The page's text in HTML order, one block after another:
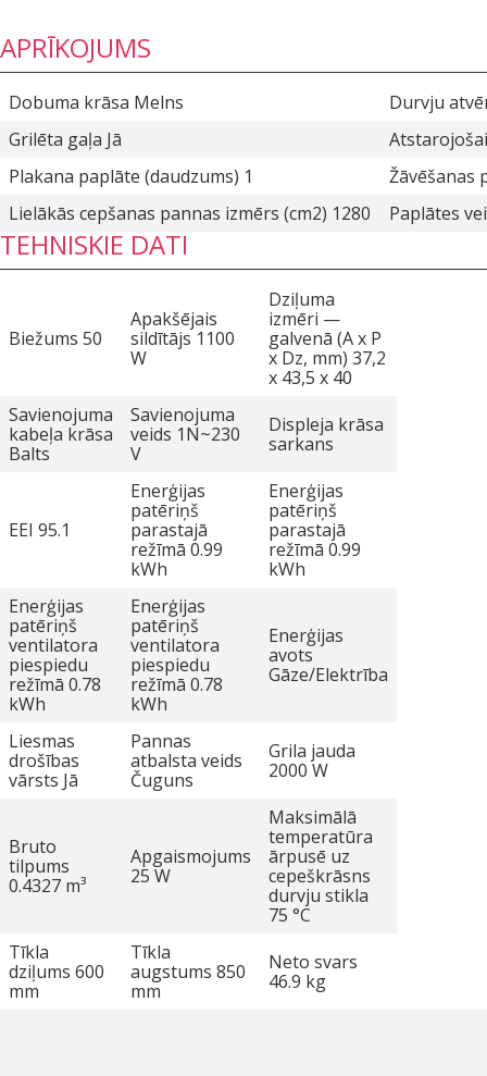
APRĪKOJUMS
Dobuma krāsa Melns
Durvju
Grilēta gaļa Jā
Plakana paplāte (daudzums) 1
Žāvēšanas
Lielākās cepšanas pannas izmērs (cm2) 1280
Paplātes
TEHNISKIE DATI
Biežums 50
Apakšējais
sildītājs 1100
W
Dziļuma
izmēri —
galvenā (A x P
x Dz, mm) 37,2
x 43,5 x 40
Savienojuma
kabeļa krāsa
Balts
Savienojuma
veids 1N~230
V
Displeja krāsa
sarkans
EEI 95.1
Enerģijas
patēriņš
parastajā
režīmā 0.99
kWh
Enerģijas
patēriņš
parastajā
režīmā 0.99
kWh
Enerģijas
patēriņš
ventilatora
piespiedu
režīmā 0.78
kWh
Enerģijas
patēriņš
ventilatora
piespiedu
režīmā 0.78
kWh
Enerģijas
avots
Gāze/Elektrība
Liesmas
drošības
vārsts Jā
Pannas
atbalsta veids
Čuguns
Grila jauda
2000 W
Bruto
tilpums
0.4327 m³
Apgaismojums
25 W
Maksimālā
temperatūra
ārpusē uz
cepeškrāsns
durvju stikla
75 °C
Tīkla
dziļums 600
mm
Tīkla
augstums 850
mm
Neto svars
46.9 kg